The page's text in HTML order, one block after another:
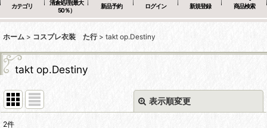
カテゴリ
清倉処理(最大
50％）
新品予約 ログイン 新規登録 商品検索
ホーム > コスプレ衣装 た行 > takt op.Destiny
takt op.Destiny
表示順変更
2件